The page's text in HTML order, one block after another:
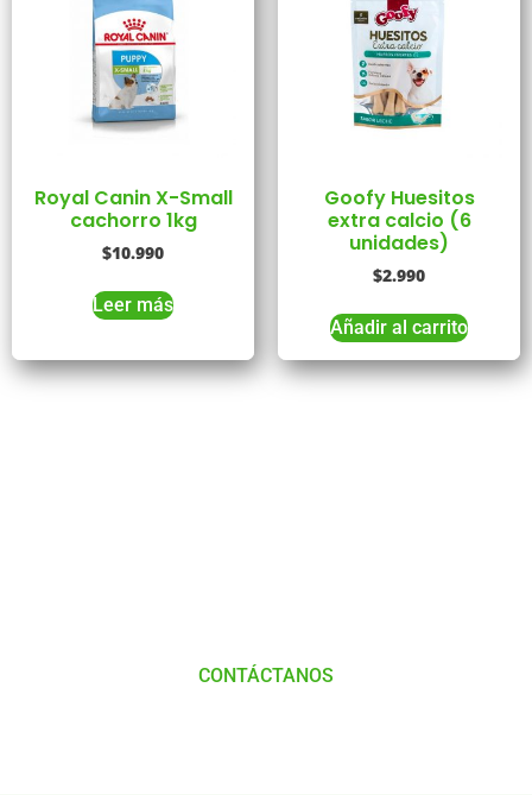
Royal Canin X-Small
cachorro 1kg
$10.990
Leer más
Goofy Huesitos
extra calcio (6
unidades)
$2.990
Añadir al carrito
CONTÁCTANOS